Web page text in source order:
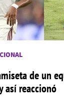
de un
así reaccionó